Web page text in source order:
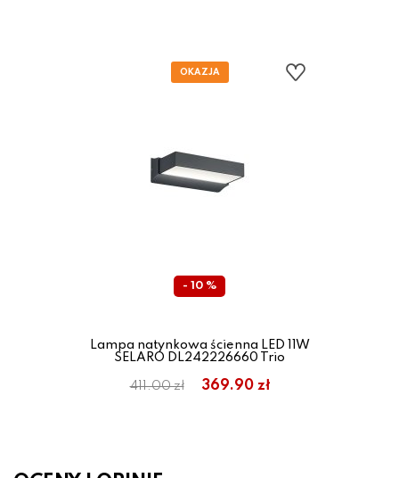
- 10 %
Lampa natynkowa ścienna LED 11W
SELARO DL242226660 Trio
411.00 zł 369.90 zł